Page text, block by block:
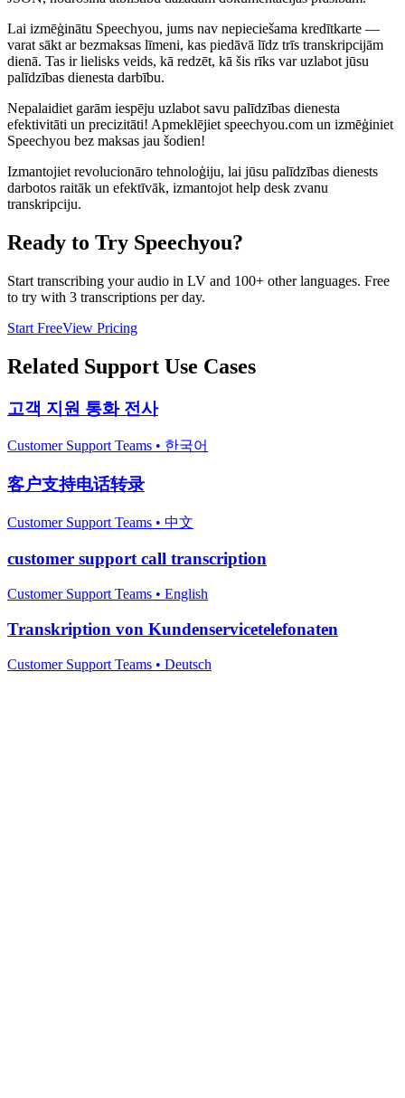
Lai izmēģinātu Speechyou, jums nav nepieciešama kredītkarte —
varat sākt ar bezmaksas līmeni, kas piedāvā līdz trīs transkripcijām
dienā. Tas ir lielisks veids, kā redzēt, kā šis rīks var uzlabot jūsu
palīdzības dienesta darbību.
Nepalaidiet garām iespēju uzlabot savu palīdzības dienesta
efektivitāti un precizitāti! Apmeklējiet speechyou.com un izmēģiniet
Speechyou bez maksas jau šodien!
Izmantojiet revolucionāro tehnoloģiju, lai jūsu palīdzības dienests
darbotos raitāk un efektīvāk, izmantojot help desk zvanu
transkripciju.
Ready to Try Speechyou?
Start transcribing your audio in LV and 100+ other languages. Free
to try with 3 transcriptions per day.
Start FreeView Pricing
Related Support Use Cases
고객 지원 통화 전사
Customer Support Teams • 한국어
客户支持电话转录
Customer Support Teams • 中文
customer support call transcription
Customer Support Teams • English
Transkription von Kundenservicetelefonaten
Customer Support Teams • Deutsch